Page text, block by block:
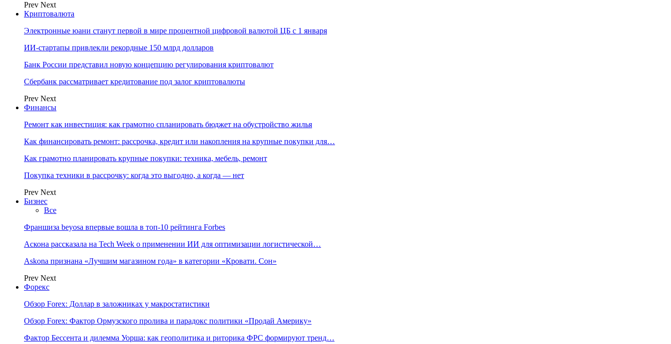
Prev Next
Криптовалюта
Электронные юани станут первой в мире процентной цифровой валютой ЦБ с 1 января
ИИ-стартапы привлекли рекордные 150 млрд долларов
Банк России представил новую концепцию регулирования криптовалют
Сбербанк рассматривает кредитование под залог криптовалюты
Prev Next
Финансы
Ремонт как инвестиция: как грамотно спланировать бюджет на обустройство жилья
Как финансировать ремонт: рассрочка, кредит или накопления на крупные покупки для…
Как грамотно планировать крупные покупки: техника, мебель, ремонт
Покупка техники в рассрочку: когда это выгодно, а когда — нет
Prev Next
Бизнес
Все
Франшиза beyosa впервые вошла в топ-10 рейтинга Forbes
Аскона рассказала на Tech Week о применении ИИ для оптимизации логистической…
Askona признана «Лучшим магазином года» в категории «Кровати. Сон»
Prev Next
Форекс
Обзор Forex: Доллар в заложниках у макростатистики
Обзор Forex: Фактор Ормузского пролива и парадокс политики «Продай Америку»
Фактор Бессента и дилемма Уорша: как геополитика и риторика ФРС формируют тренд…